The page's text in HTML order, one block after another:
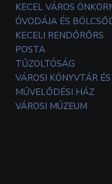
KECEL VÁROS
ÓVODÁJA ÉS
KECELI RENDŐRŐRS
POSTA
TŰZOLTÓSÁG
VÁROSI KÖNYVTÁR ÉS
MŰVELŐDÉSI HÁZ
VÁROSI MÚZEUM